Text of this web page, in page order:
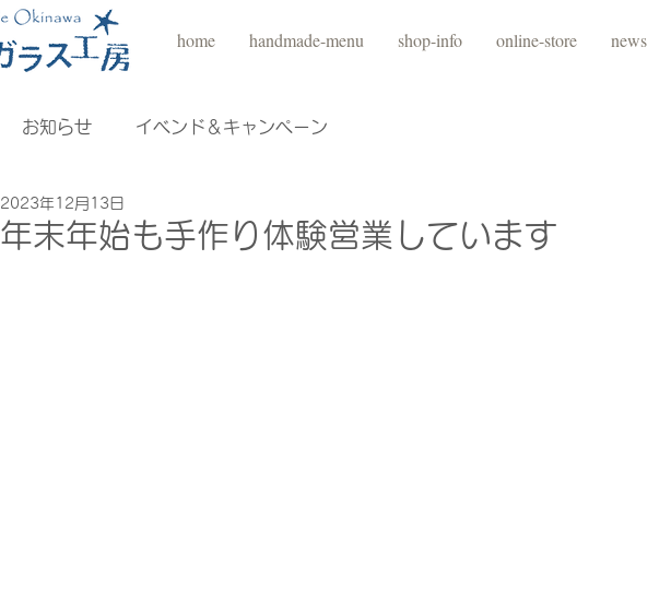
home handmade-menu shop-info online-store news
お知らせ イベンド＆キャンペーン
年末年始も手作り体験営業しています
2023年12月13日